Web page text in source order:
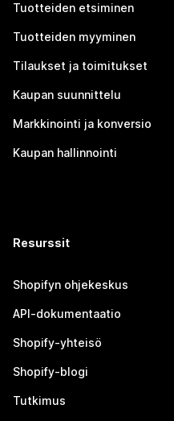
Tuotteiden etsiminen
Tuotteiden myyminen
Tilaukset ja toimitukset
Kaupan suunnittelu
Markkinointi ja konversio
Kaupan hallinnointi
Resurssit
Shopifyn ohjekeskus
API-dokumentaatio
Shopify-yhteisö
Shopify-blogi
Tutkimus